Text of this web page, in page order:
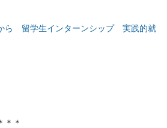
ら 留学生インターンシップ 実践的就
＊＊